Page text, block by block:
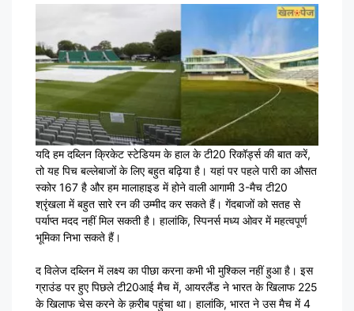
यदि हम दब्लिन क्रिकेट स्टेडियम के हाल के टी20 रिकॉर्ड्स की बात करें,
तो यह पिच बल्लेबाजों के लिए बहुत बढ़िया है। यहां पर पहले पारी का औसत
स्कोर 167 है और हम मालाहाइड में होने वाली आगामी 3-मैच टी20
श्रृंखला में बहुत सारे रन की उम्मीद कर सकते हैं। गेंदबाजों को सतह से
पर्याप्त मदद नहीं मिल सकती है। हालांकि, स्पिनर्स मध्य ओवर में महत्वपूर्ण
भूमिका निभा सकते हैं।
द विलेज दब्लिन में लक्ष्य का पीछा करना कभी भी मुश्किल नहीं हुआ है। इस
ग्राउंड पर हुए पिछले टी20आई मैच में, आयरलैंड ने भारत के खिलाफ 225
के खिलाफ चेस करने के क़रीब पहुंचा था। हालांकि, भारत ने उस मैच में 4